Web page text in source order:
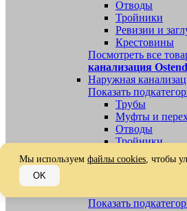
Отводы
Тройники
Ревизии и
Крестовины
Посмотреть все
канализация
Наружная
Показать
Трубы
Муфты и
Отводы
Тройники
Ревизии,
Посмотреть все
Показать
Мы используем файлы cookies, чтобы
OK